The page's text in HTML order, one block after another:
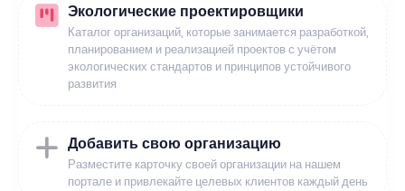
Экологические проектировщики
Каталог организаций, которые занимается разработкой,
планированием и реализацией проектов с учётом
экологических стандартов и принципов устойчивого
развития
Добавить свою организацию
Разместите карточку своей организации на нашем
портале и привлекайте целевых клиентов каждый день